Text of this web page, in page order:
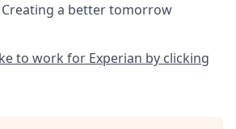
Creating a better tomorrow
to work for Experian by clicking